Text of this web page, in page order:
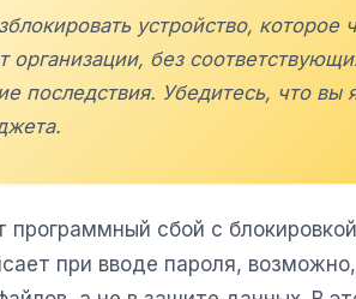
устройство, которое
без
последствия. Убедитесь, что вы
сбой с
при вводе пароля,